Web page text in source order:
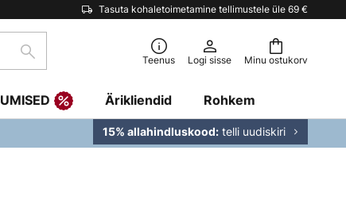
Tasuta kohaletoimetamine tellimustele üle 69 €
Minu ostukorv
Otsi Teenus Logi sisse
Ärikliendid Rohkem
15% allahindluskood: telli uudiskiri